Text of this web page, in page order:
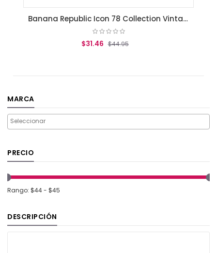
Banana Republic Icon 78 Collection Vintage Green 75 ml
$31.46 $44.95
MARCA
PRECIO
Rango: $44 - $45
DESCRIPCIÓN